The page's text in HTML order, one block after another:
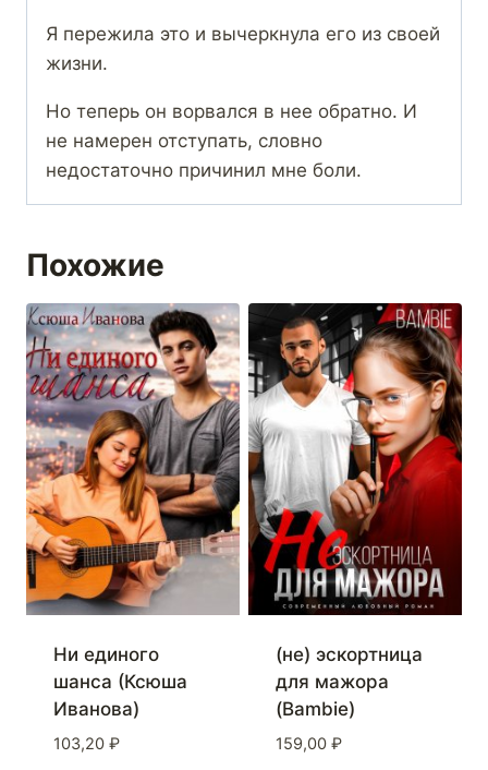
Я пережила это и вычеркнула его из своей
жизни.
Но теперь он ворвался в нее обратно. И
не намерен отступать, словно
недостаточно причинил мне боли.
Похожие
Ни единого
шанса (Ксюша
Иванова)
103,20 ₽
(не) эскортница
для мажора
(Bambie)
159,00 ₽